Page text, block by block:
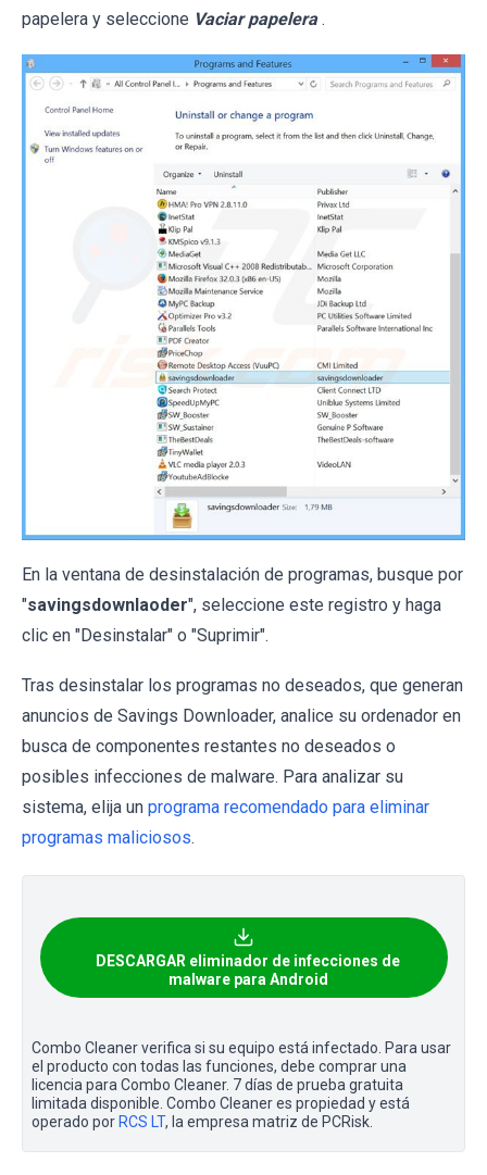
papelera y seleccione Vaciar papelera .
En la ventana de desinstalación de programas, busque por
"savingsdownlaoder", seleccione este registro y haga
clic en "Desinstalar" o "Suprimir".
Tras desinstalar los programas no deseados, que generan
anuncios de Savings Downloader, analice su ordenador en
busca de componentes restantes no deseados o
posibles infecciones de malware. Para analizar su
sistema, elija un programa recomendado para eliminar
programas maliciosos.
DESCARGAR eliminador de infecciones de
malware para Android
Combo Cleaner verifica si su equipo está infectado. Para usar
el producto con todas las funciones, debe comprar una
licencia para Combo Cleaner. 7 días de prueba gratuita
limitada disponible. Combo Cleaner es propiedad y está
operado por RCS LT, la empresa matriz de PCRisk.